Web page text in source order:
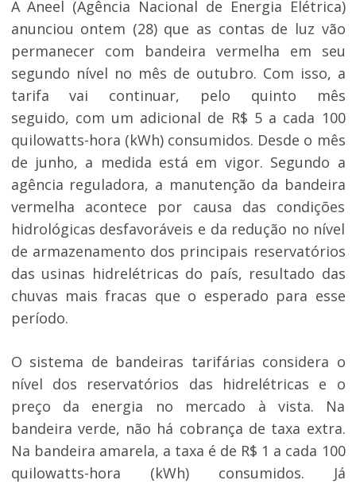
A Aneel (Agência Nacional de Energia Elétrica)
anunciou ontem (28) que as contas de luz vão
permanecer com bandeira vermelha em seu
segundo nível no mês de outubro. Com isso, a
tarifa vai continuar, pelo quinto mês
seguido, com um adicional de R$ 5 a cada 100
quilowatts-hora (kWh) consumidos. Desde o mês
de junho, a medida está em vigor. Segundo a
agência reguladora, a manutenção da bandeira
vermelha acontece por causa das condições
hidrológicas desfavoráveis e da redução no nível
de armazenamento dos principais reservatórios
das usinas hidrelétricas do país, resultado das
chuvas mais fracas que o esperado para esse
período.
O sistema de bandeiras tarifárias considera o
nível dos reservatórios das hidrelétricas e o
preço da energia no mercado à vista. Na
bandeira verde, não há cobrança de taxa extra.
Na bandeira amarela, a taxa é de R$ 1 a cada 100
quilowatts-hora (kWh) consumidos. Já